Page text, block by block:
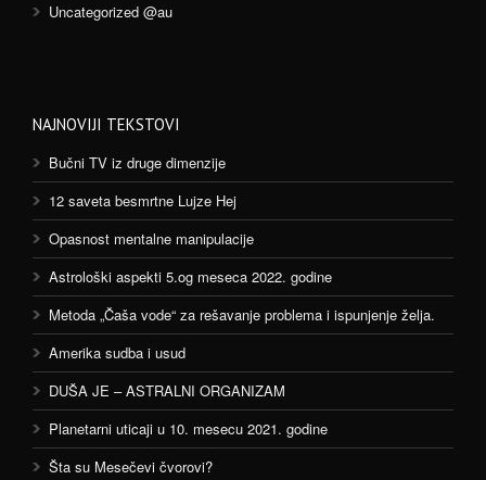
Uncategorized @au
NAJNOVIJI TEKSTOVI
Bučni TV iz druge dimenzije
12 saveta besmrtne Lujze Hej
Opasnost mentalne manipulacije
Astrološki aspekti 5.og meseca 2022. godine
Metoda „Čaša vode“ za rešavanje problema i ispunjenje želja.
Amerika sudba i usud
DUŠA JE – ASTRALNI ORGANIZAM
Planetarni uticaji u 10. mesecu 2021. godine
Šta su Mesečevi čvorovi?